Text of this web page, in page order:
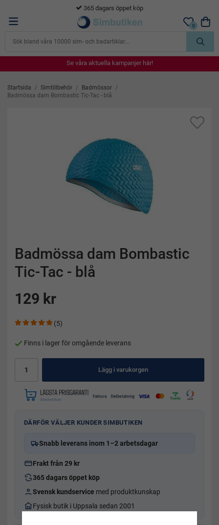
365 dagars öppet köp
0
Se våra aktuella kampanjer här!
Se våra aktuella kampanjer här!
Se våra aktuella kampanjer här!
Se våra aktuella kampanjer här!
Startsida / Simtillbehör / Badmössor /
Badmössa dam Bombastic Tic-Tac - blå
Badmössa dam Bombastic
Tic-Tac - blå
129 kr
(5)
Finns i lager för omgående leverans
Lägg i varukorgen
DÄRFÖR VÄLJER KUNDER SIMBUTIKEN
Snabb leverans inom 1–2 arbetsdagar
Frakt från 29 kr
365 dagars öppet köp
Svensk kundservice med produktkunskap
Fysisk butik i Uppsala sedan 2001